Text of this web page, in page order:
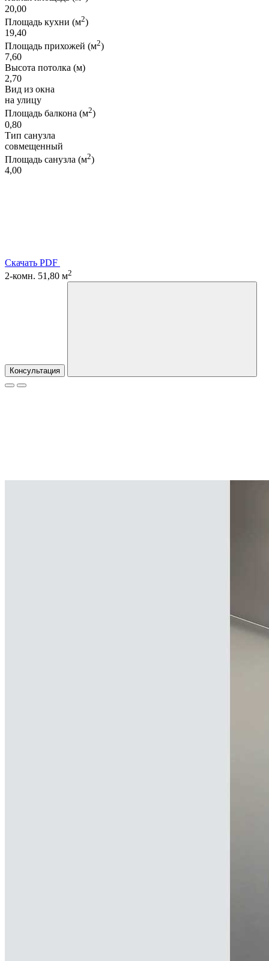
20,00
Площадь кухни (м2)
19,40
Площадь прихожей (м2)
7,60
Высота потолка (м)
2,70
Вид из окна
на улицу
Площадь балкона (м2)
0,80
Тип санузла
совмещенный
Площадь санузла (м2)
4,00
Скачать PDF
2-комн. 51,80 м2
Консультация